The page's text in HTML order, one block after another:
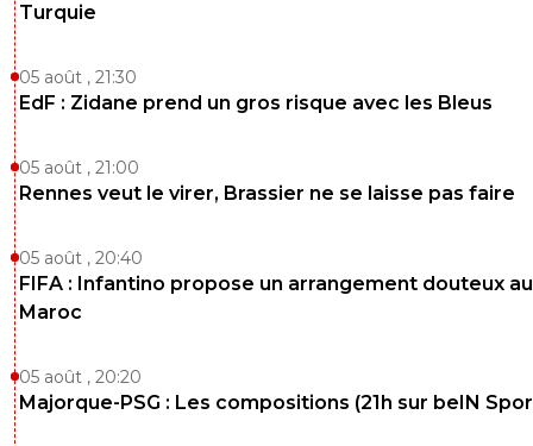
Turquie
05 août , 21:30
EdF : Zidane prend un gros risque avec les Bleus
05 août , 21:00
Rennes veut le virer, Brassier ne se laisse pas faire
05 août , 20:40
FIFA : Infantino propose un arrangement douteux au
Maroc
05 août , 20:20
Majorque-PSG : Les compositions (21h sur beIN